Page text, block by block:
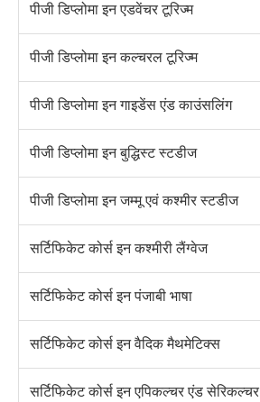
पीजी डिप्लोमा इन एडवेंचर टूरिज्म
पीजी डिप्लोमा इन कल्चरल टूरिज्म
पीजी डिप्लोमा इन गाइडेंस एंड काउंसलिंग
पीजी डिप्लोमा इन बुद्धिस्ट स्टडीज
पीजी डिप्लोमा इन जम्मू एवं कश्मीर स्टडीज
सर्टिफिकेट कोर्स इन कश्मीरी लैंग्वेज
सर्टिफिकेट कोर्स इन पंजाबी भाषा
सर्टिफिकेट कोर्स इन वैदिक मैथमेटिक्स
सर्टिफिकेट कोर्स इन एपिकल्चर एंड सेरिकल्चर